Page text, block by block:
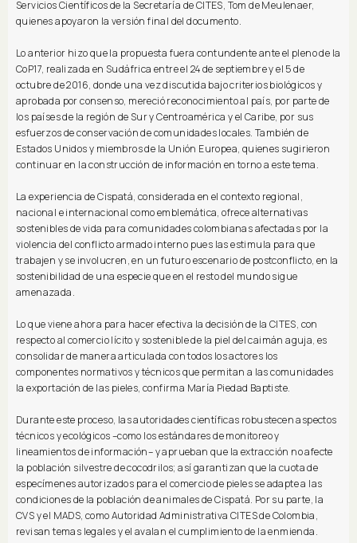
Servicios Científicos de la Secretaría de CITES, Tom de Meulenaer,
quienes apoyaron la versión final del documento.
Lo anterior hizo que la propuesta fuera contundente ante el pleno de la
CoP17, realizada en Sudáfrica entre el 24 de septiembre y el 5 de
octubre de 2016, donde una vez discutida bajo criterios biológicos y
aprobada por consenso, mereció reconocimiento al país, por parte de
los países de la región de Sur y Centroamérica y el Caribe, por sus
esfuerzos de conservación de comunidades locales. También de
Estados Unidos y miembros de la Unión Europea, quienes sugirieron
continuar en la construcción de información en torno a este tema.
La experiencia de Cispatá, considerada en el contexto regional,
nacional e internacional como emblemática, ofrece alternativas
sostenibles de vida para comunidades colombianas afectadas por la
violencia del conflicto armado interno pues las estimula para que
trabajen y se involucren, en un futuro escenario de postconflicto, en la
sostenibilidad de una especie que en el resto del mundo sigue
amenazada.
Lo que viene ahora para hacer efectiva la decisión de la CITES, con
respecto al comercio lícito y sostenible de la piel del caimán aguja, es
consolidar de manera articulada con todos los actores los
componentes normativos y técnicos que permitan a las comunidades
la exportación de las pieles, confirma María Piedad Baptiste.
Durante este proceso, las autoridades científicas robustecen aspectos
técnicos y ecológicos ­–como los estándares de monitoreo y
lineamientos de información– y aprueban que la extracción no afecte
la población silvestre de cocodrilos; así garantizan que la cuota de
especímenes autorizados para el comercio de pieles se adapte a las
condiciones de la población de animales de Cispatá. Por su parte, la
CVS y el MADS, como Autoridad Administrativa CITES de Colombia,
revisan temas legales y el avalan el cumplimiento de la enmienda.